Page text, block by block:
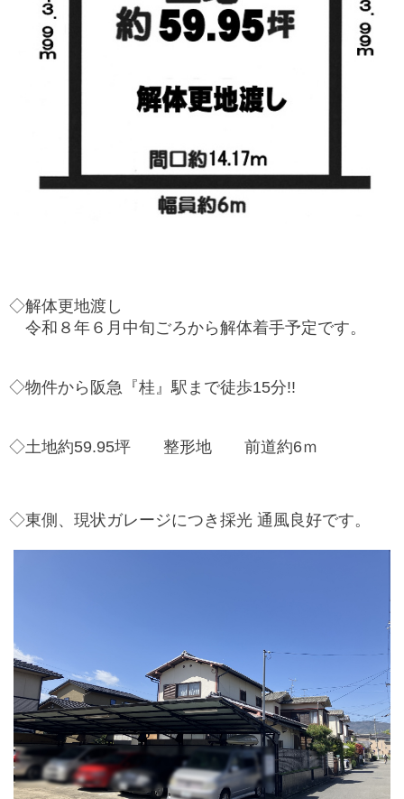
◇解体更地渡し
令和８年６月中旬ごろから解体着手予定です。
◇物件から阪急『桂』駅まで徒歩15分!!
◇土地約59.95坪 整形地 前道約6ｍ
◇東側、現状ガレージにつき採光 通風良好です。